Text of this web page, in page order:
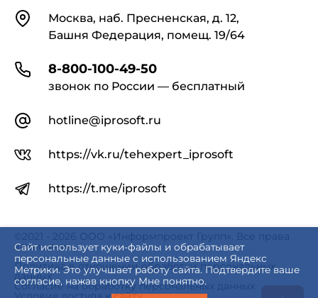
Сайт использует куки-файлы и обрабатывает
персональные данные с использованием Яндекс
Метрики. Это улучшает работу сайта. Подтвердите ваше
согласие, нажав кнопку Мне понятно.
КонтактыМосква, наб. Пресненская, д. 12,
Башня Федерация, помещ. 19/64
8-800-100-49-50
звонок по России — бесплатный
hotline@iprosoft.ru
https://vk.ru/tehexpert_iprosoft
https://t.me/iprosoft
©2021 - 2026 ООО «Информпроект Групп». Все права
защищены.
Политика в отношении обработки персональных
данных
Согласие на обработку персональных данных